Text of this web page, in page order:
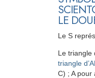
LE
Le S
Le triangle
triangle
C) ; A pour